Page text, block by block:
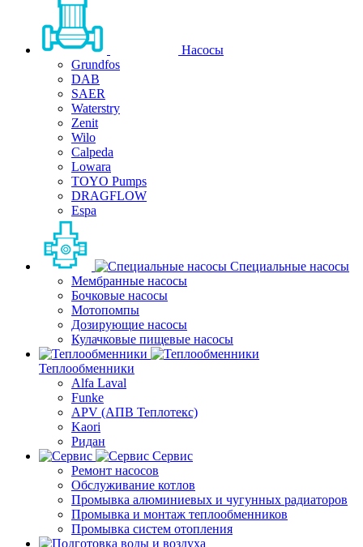
Насосы
Grundfos
DAB
SAER
Waterstry
Zenit
Wilo
Calpeda
Lowara
TOYO Pumps
DRAGFLOW
Espa
Специальные насосы
Мембранные насосы
Бочковые насосы
Мотопомпы
Дозирующие насосы
Кулачковые пищевые насосы
Теплообменники
Alfa Laval
Funke
APV (АПВ Теплотекс)
Kaori
Ридан
Сервис
Ремонт насосов
Обслуживание котлов
Промывка алюминиевых и чугунных радиаторов
Промывка и монтаж теплообменников
Промывка систем отопления